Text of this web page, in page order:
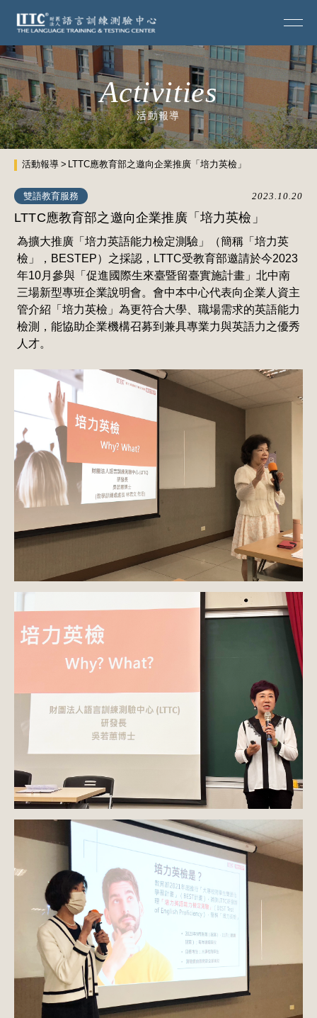
Activities
活動報導
活動報導 LTTC應教育部之邀向企業推廣「培力英檢」
雙語教育服務 2023.10.20
LTTC應教育部之邀向企業推廣「培力英檢」
為擴大推廣「培力英語能力檢定測驗」（簡稱「培力英
檢」，BESTEP）之採認，LTTC受教育部邀請於今2023
年10月參與「促進國際生來臺暨留臺實施計畫」北中南
三場新型專班企業說明會。會中本中心代表向企業人資主
管介紹「培力英檢」為更符合大學、職場需求的英語能力
檢測，能協助企業機構召募到兼具專業力與英語力之優秀
人才。